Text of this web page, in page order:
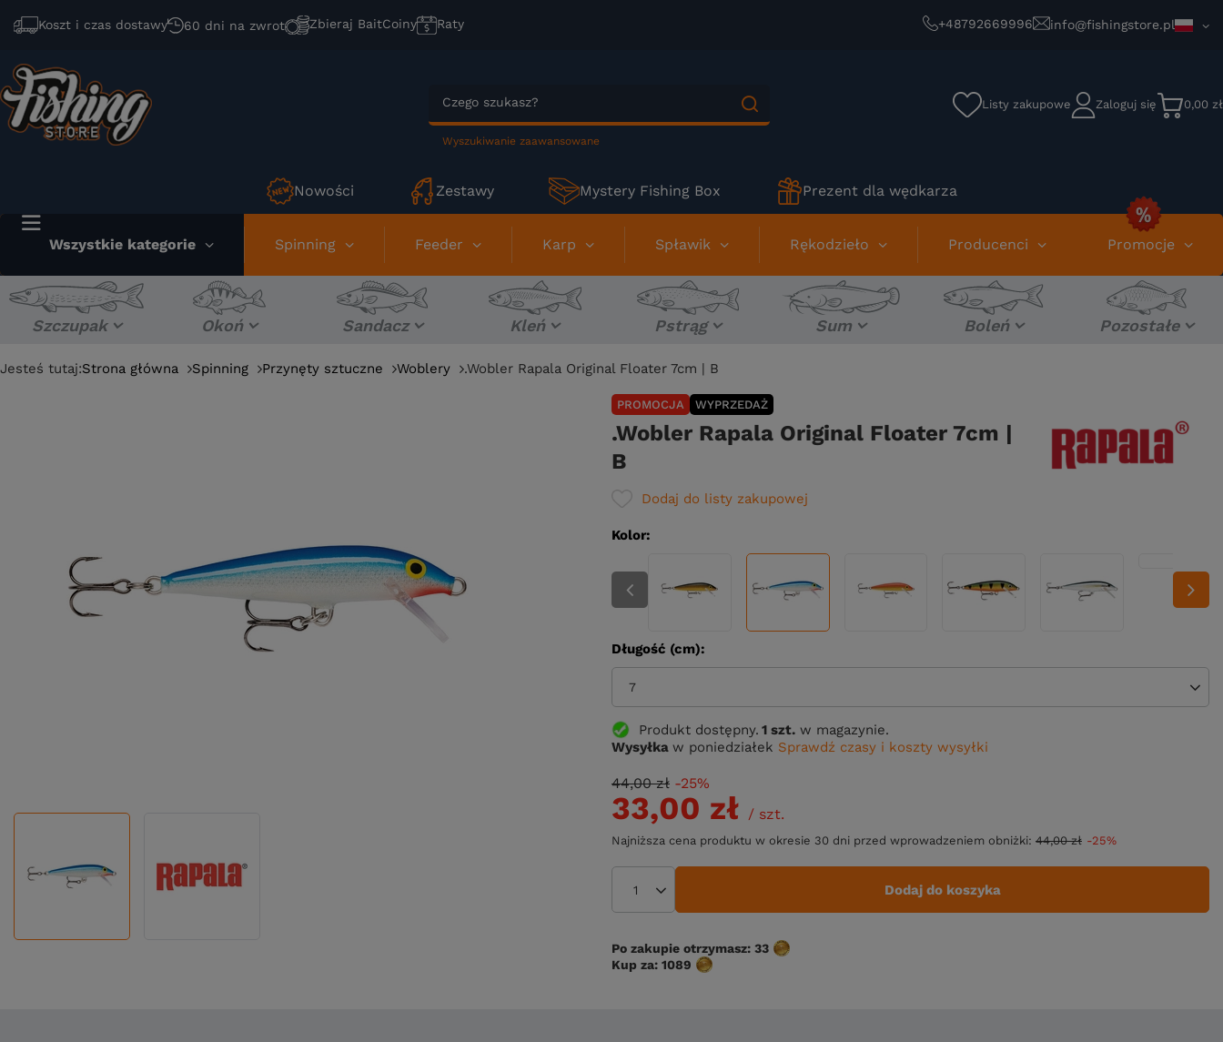
Koszt i czas dostawy 60 dni na zwrot Zbieraj BaitCoiny Raty +48792669996 info@fishingstore.pl
Wyszukiwanie zaawansowane
Listy zakupowe Zaloguj się 0,00 zł
Nowości Zestawy Mystery Fishing Box Prezent dla wędkarza
Wszystkie kategorie Spinning Feeder Karp Spławik Rękodzieło Producenci Promocje
Szczupak Okoń Sandacz Kleń Pstrąg Sum Boleń Pozostałe
Jesteś tutaj:Strona główna Spinning Przynęty sztuczne Woblery .Wobler Rapala Original Floater 7cm | B
PROMOCJA WYPRZEDAŻ
.Wobler Rapala Original Floater 7cm |
B
Dodaj do listy zakupowej
Kolor
Długość (cm)
7
Produkt dostępny 1 szt. w magazynie.
Wysyłka w poniedziałek Sprawdź czasy i koszty wysyłki
33,00 zł / szt.
Najniższa cena produktu w okresie 30 dni przed wprowadzeniem obniżki: 44,00 zł -25%
44,00 zł -25%
Dodaj do koszyka
Po zakupie otrzymasz: 33
Kup za: 1089